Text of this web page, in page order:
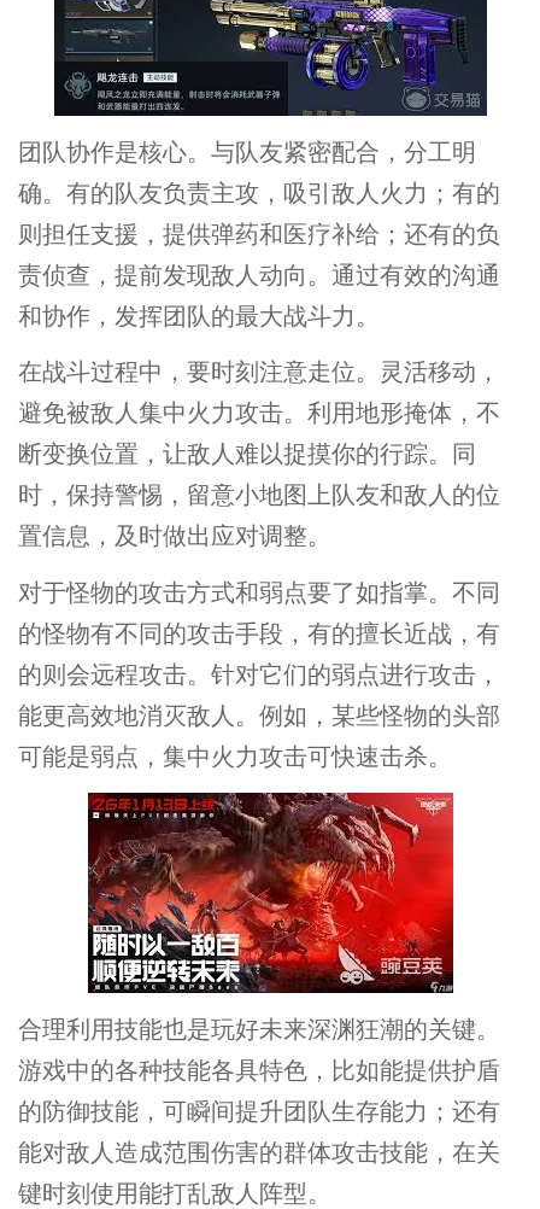
团队协作是核心。与队友紧密配合，分工明
确。有的队友负责主攻，吸引敌人火力；有的
则担任支援，提供弹药和医疗补给；还有的负
责侦查，提前发现敌人动向。通过有效的沟通
和协作，发挥团队的最大战斗力。
在战斗过程中，要时刻注意走位。灵活移动，
避免被敌人集中火力攻击。利用地形掩体，不
断变换位置，让敌人难以捉摸你的行踪。同
时，保持警惕，留意小地图上队友和敌人的位
置信息，及时做出应对调整。
对于怪物的攻击方式和弱点要了如指掌。不同
的怪物有不同的攻击手段，有的擅长近战，有
的则会远程攻击。针对它们的弱点进行攻击，
能更高效地消灭敌人。例如，某些怪物的头部
可能是弱点，集中火力攻击可快速击杀。
合理利用技能也是玩好未来深渊狂潮的关键。
游戏中的各种技能各具特色，比如能提供护盾
的防御技能，可瞬间提升团队生存能力；还有
能对敌人造成范围伤害的群体攻击技能，在关
键时刻使用能打乱敌人阵型。